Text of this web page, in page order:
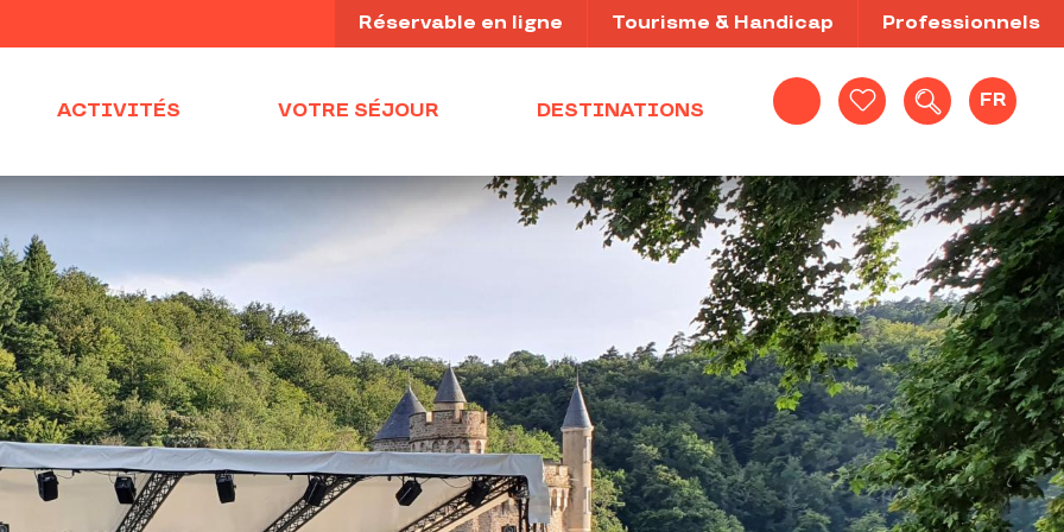
Recherche
FR
Réservable en ligne Tourisme & Handicap Professionnels
ACTIVITÉS VOTRE SÉJOUR DESTINATIONS